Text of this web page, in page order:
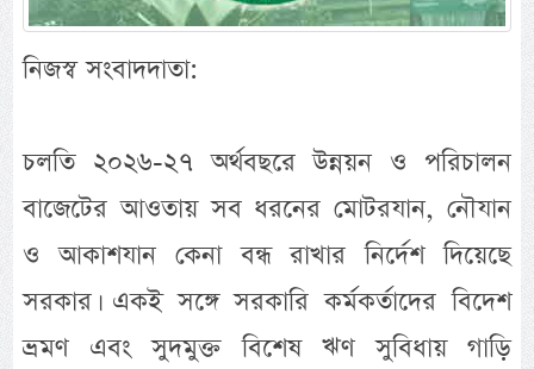
নিজস্ব সংবাদদাতা:
চলতি ২০২৬-২৭ অর্থবছরে উন্নয়ন ও পরিচালন
বাজেটের আওতায় সব ধরনের মোটরযান, নৌযান
ও আকাশযান কেনা বন্ধ রাখার নির্দেশ দিয়েছে
সরকার। একই সঙ্গে সরকারি কর্মকর্তাদের বিদেশ
ভ্রমণ এবং সুদমুক্ত বিশেষ ঋণ সুবিধায় গাড়ি